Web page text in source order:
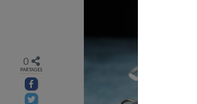
0
PARTAGES
Partager sur facebook
Partager sur Twitter